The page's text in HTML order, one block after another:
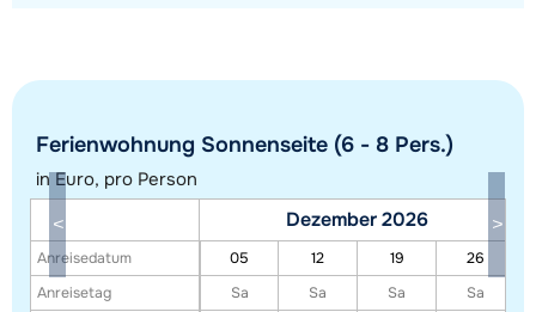
Alle Unterkünfte in diesem Gebiet anzeigen
Diese Karte zeigt eine Indikation der Lage unserer Unterkünfte. Die genaue
Lage kann jedoch abweichen.
Ferienwohnung Sonnenseite (6 - 8 Pers.)
in Euro, pro Person
Anreisedatum
Anreisetag
Dezember 2026
05 12 19
26
Sa
Sa Sa
Sa